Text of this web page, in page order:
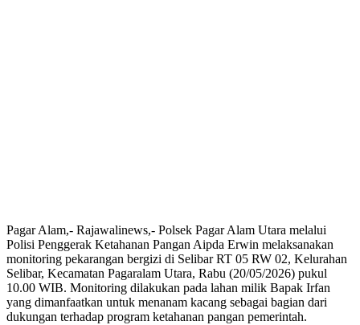
Pagar Alam,- Rajawalinews,- Polsek Pagar Alam Utara melalui
Polisi Penggerak Ketahanan Pangan Aipda Erwin melaksanakan
monitoring pekarangan bergizi di Selibar RT 05 RW 02, Kelurahan
Selibar, Kecamatan Pagaralam Utara, Rabu (20/05/2026) pukul
10.00 WIB. Monitoring dilakukan pada lahan milik Bapak Irfan
yang dimanfaatkan untuk menanam kacang sebagai bagian dari
dukungan terhadap program ketahanan pangan pemerintah.